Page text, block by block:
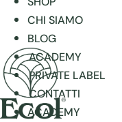
CHI SIAMO
BLOG
ACADEMY
PRIVATE LABEL
CONTATTI
ACADEMY